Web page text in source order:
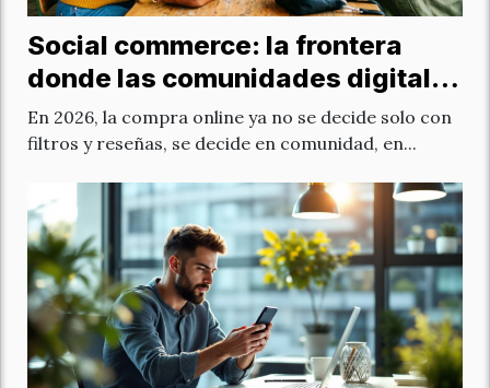
Social commerce: la frontera
donde las comunidades digitales
compran diferente
En 2026, la compra online ya no se decide solo con
filtros y reseñas, se decide en comunidad, en...